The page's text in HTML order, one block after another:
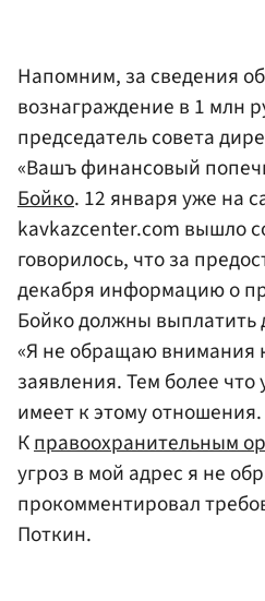
Напомним, за сведения
вознаграждение в 1 млн
председатель совета
«Вашъ финансовый
Бойко. 12 января уже на
kavkazcenter.com вышло
говорилось, что за
декабря информацию о
Бойко должны выплатить
«Я не обращаю внимания
заявления. Тем более
имеет к этому отношения.
Кправоохранительным
угроз в мой адрес я не
прокомментировал
Поткин.